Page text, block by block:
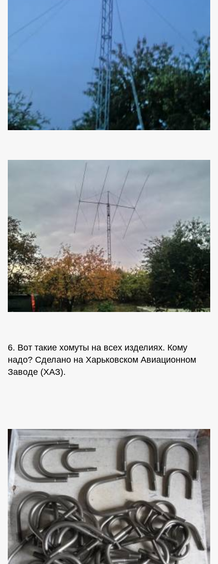
6. Вот такие хомуты на всех изделиях. Кому
надо? Сделано на Харьковском Авиационном
Заводе (ХАЗ).